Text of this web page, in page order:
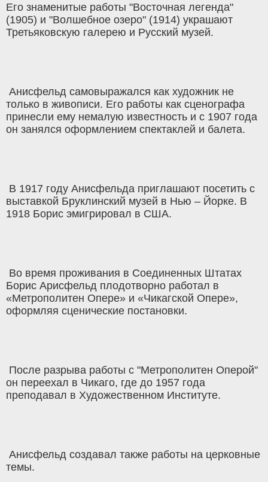
Его знаменитые работы "Восточная легенда"
(1905) и "Волшебное озеро" (1914) украшают
Третьяковскую галерею и Русский музей.
Анисфельд самовыражался как художник не
только в живописи. Его работы как сценографа
принесли ему немалую известность и с 1907 года
он занялся оформлением спектаклей и балета.
В 1917 году Анисфельда приглашают посетить с
выставкой Бруклинский музей в Нью – Йорке. В
1918 Борис эмигрировал в США.
Во время проживания в Соединенных Штатах
Борис Арисфельд плодотворно работал в
«Метрополитен Опере» и «Чикагской Опере»,
оформляя сценические постановки.
После разрыва работы с "Метрополитен Оперой"
он переехал в Чикаго, где до 1957 года
преподавал в Художественном Институте.
Анисфельд создавал также работы на церковные
темы.